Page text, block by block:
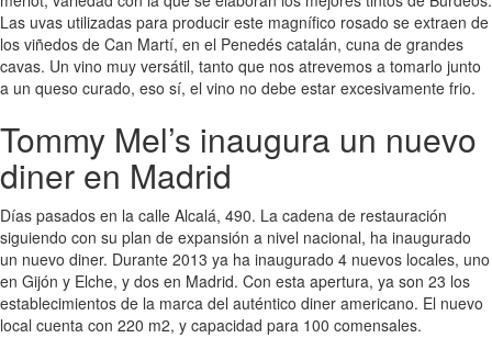
Las uvas utilizadas para producir este magnífico rosado se extraen de
los viñedos de Can Martí, en el Penedés catalán, cuna de grandes
cavas. Un vino muy versátil, tanto que nos atrevemos a tomarlo junto
a un queso curado, eso sí, el vino no debe estar excesivamente frio.
Tommy Mel’s inaugura un nuevo
diner en Madrid
Días pasados en la calle Alcalá, 490. La cadena de restauración
siguiendo con su plan de expansión a nivel nacional, ha inaugurado
un nuevo diner. Durante 2013 ya ha inaugurado 4 nuevos locales, uno
en Gijón y Elche, y dos en Madrid. Con esta apertura, ya son 23 los
establecimientos de la marca del auténtico diner americano. El nuevo
local cuenta con 220 m2, y capacidad para 100 comensales.